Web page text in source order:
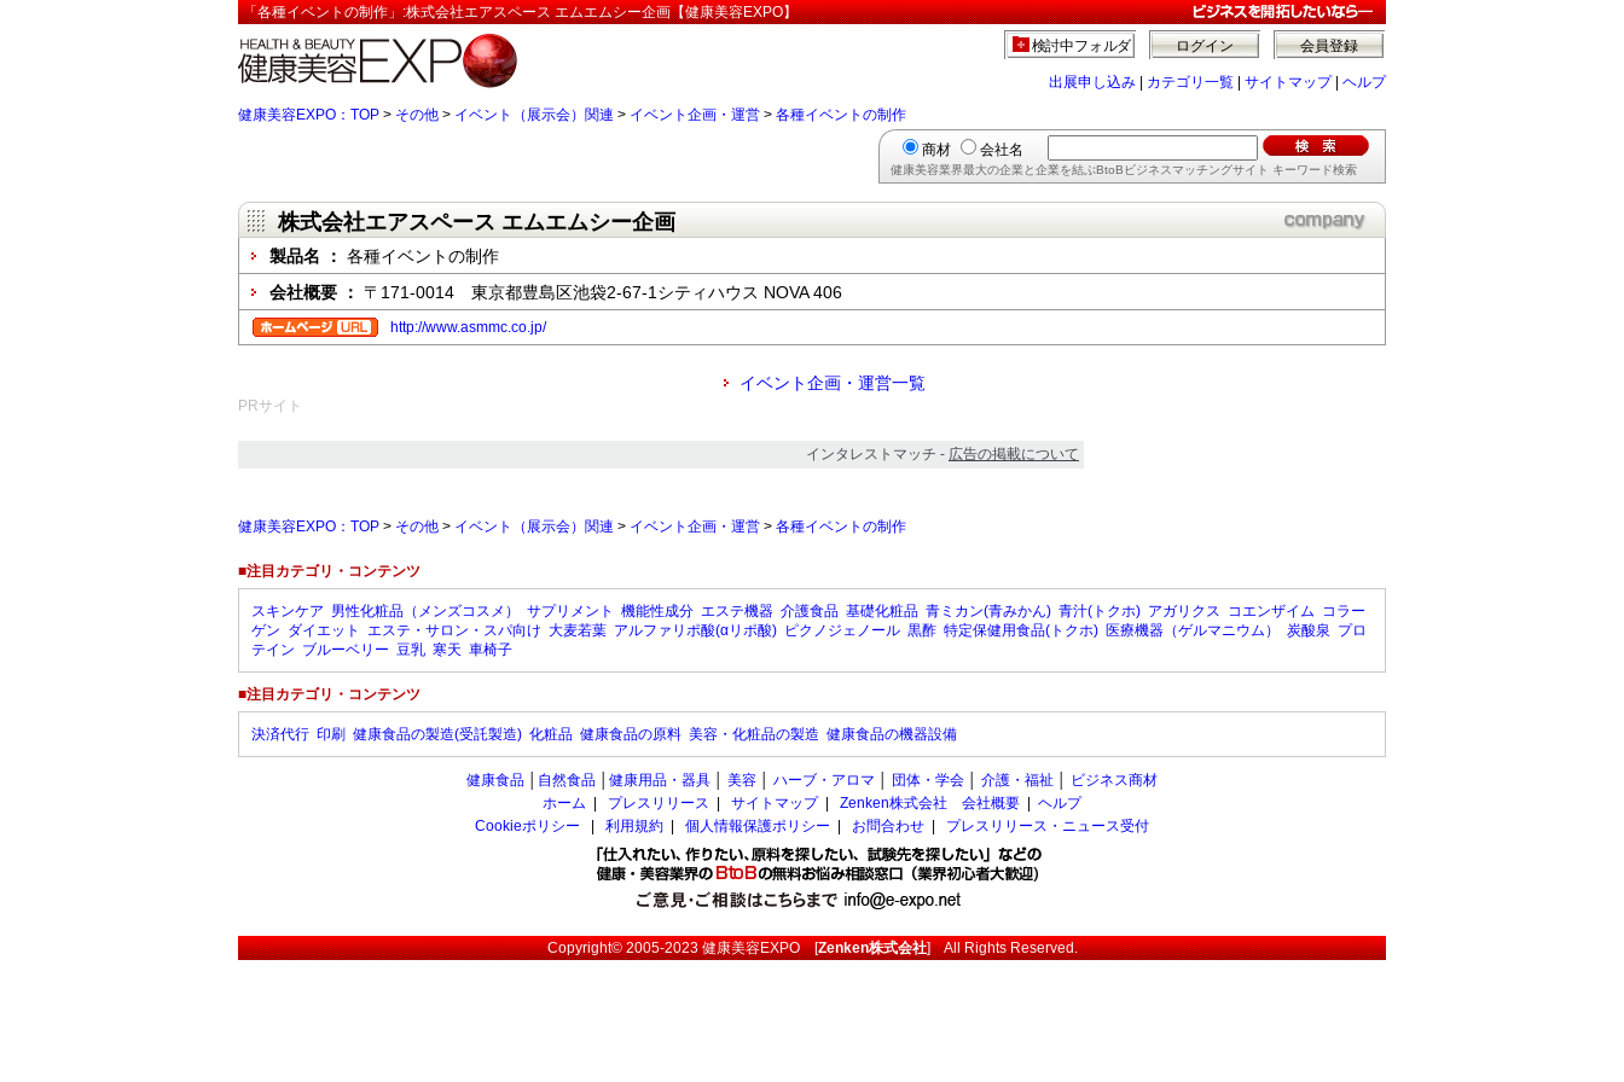
「各種イベントの制作」:株式会社エアスペース エムエムシー企画【健康美容EXPO】
会員登録
ログイン
検討中フォルダ
出展申し込み カテゴリ一覧 サイトマップ| ヘルプ
健康美容EXPO：TOP > その他 > イベント（展示会）関連 > イベント企画・運営 > 各種イベントの制作
商材 会社名
健康美容業界最大の企業と企業を結ぶBtoBビジネスマッチングサイト キーワード検索
株式会社エアスペース エムエムシー企画
製品名 ： 各種イベントの制作
会社概要 ： 〒171-0014 東京都豊島区池袋2-67-1シティハウス NOVA 406
http://www.asmmc.co.jp/
イベント企画・運営一覧
PRサイト
インタレストマッチ - 広告の掲載について
健康美容EXPO：TOP > その他 > イベント（展示会）関連 > イベント企画・運営 > 各種イベントの制作
■注目カテゴリ・コンテンツ
スキンケア 男性化粧品（メンズコスメ） サプリメント 機能性成分 エステ機器 介護食品 基礎化粧品 青ミカン(青みかん) 青汁(トクホ) アガリクス コエンザイム コラー
ゲン ダイエット エステ・サロン・スパ向け 大麦若葉 アルファリポ酸(αリポ酸) ピクノジェノール 黒酢 特定保健用食品(トクホ) 医療機器（ゲルマニウム） 炭酸泉 プロ
テイン ブルーベリー 豆乳 寒天 車椅子
■注目カテゴリ・コンテンツ
決済代行 印刷 健康食品の製造(受託製造) 化粧品 健康食品の原料 美容・化粧品の製造 健康食品の機器設備
健康食品 自然食品 健康用品・器具 美容 ハーブ・アロマ 団体・学会 介護・福祉
ビジネス商材
ホーム
プレスリリース サイトマップ| Zenken株式会社 会社概要
ヘルプ
Cookieポリシー
利用規約 個人情報保護ポリシー お問合わせ プレスリリース・ニュース受付
Copyright© 2005-2023健康美容EXPO[Zenken株式会社] All Rights Reserved.